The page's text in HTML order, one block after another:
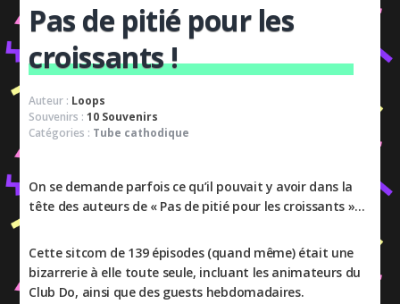
Pas de pitié pour les
croissants !
Auteur : Loops
Souvenirs :10 Souvenirs
Catégories : Tube cathodique
On se demande parfois ce qu’il pouvait y avoir dans la
tête des auteurs de « Pas de pitié pour les croissants »…
Cette sitcom de 139 épisodes (quand même) était une
bizarrerie à elle toute seule, incluant les animateurs du
Club Do, ainsi que des guests hebdomadaires.